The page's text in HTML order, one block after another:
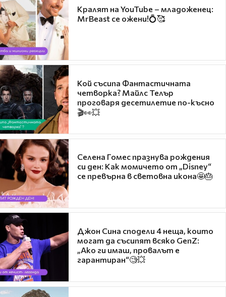
Кралят на YouTube – младоженец:
MrBeast се ожени!💍🥰
Кой съсипа Фантастичната
четворка? Майлс Телър
проговаря десетилетие по-късно
🎬👀💥
Селена Гомес празнува рождения
си ден: Как момичето от „Disney“
се превърна в световна икона🤩🎂
Джон Сина сподели 4 неща, които
могат да съсипят всяко GenZ:
„Ако ги имаш, провалът е
гарантиран“🧐💥